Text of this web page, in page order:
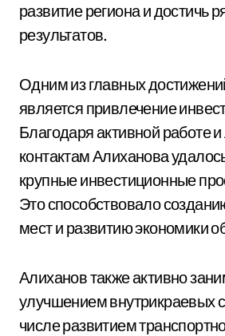
развитие региона и достичь
результатов.
Одним из главных
является привлечение
Благодаря активной работе
контактам Алиханова
крупные инвестиционные
Это способствовало
мест и развитию экономики
Алиханов также активно
улучшением внутрикраевых
числе развитием